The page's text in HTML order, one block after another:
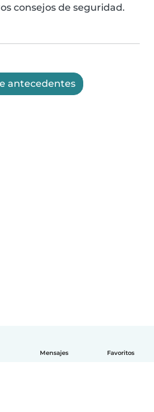
Mensajes Favoritos
consejos de seguridad.
antecedentes